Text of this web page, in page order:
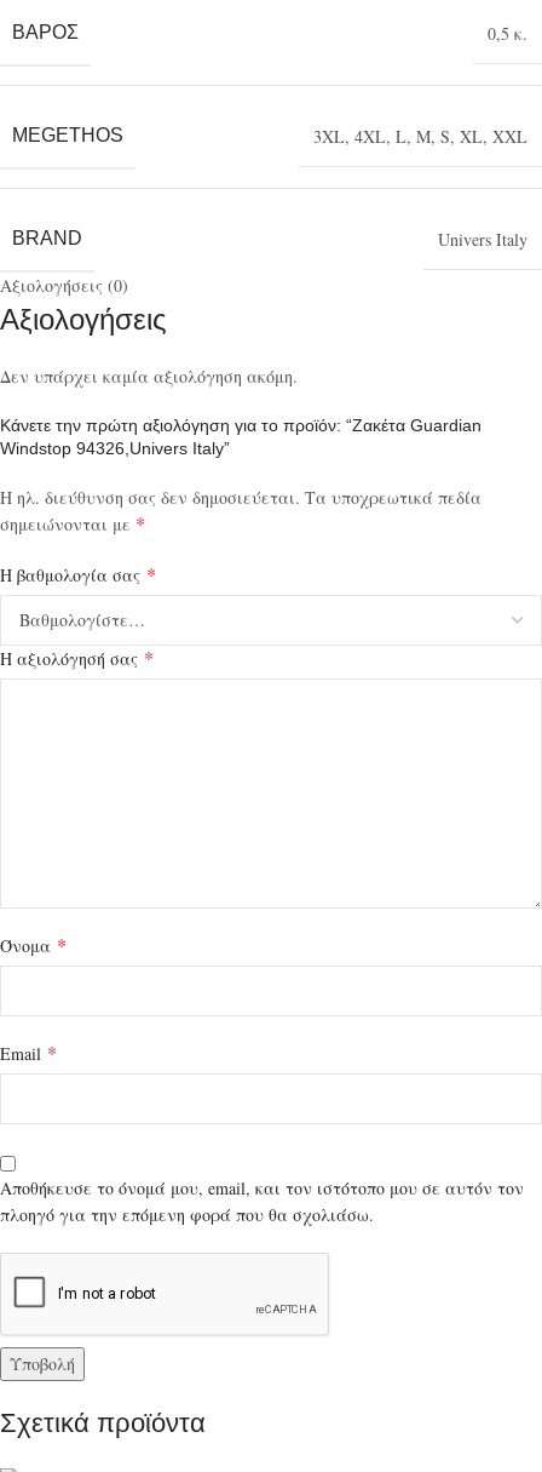
ΒΆΡΟΣ 0,5 κ.
MEGETHOS 3XL, 4XL, L, M, S, XL, XXL
BRAND
Univers Italy
Αξιολογήσεις (0)
Αξιολογήσεις
Δεν υπάρχει καμία αξιολόγηση ακόμη.
Κάνετε την πρώτη αξιολόγηση για το προϊόν: “Ζακέτα Guardian
Windstop 94326,Univers Italy”
Η ηλ. διεύθυνση σας δεν δημοσιεύεται. Τα υποχρεωτικά πεδία
σημειώνονται με *
Η βαθμολογία σας *
Η αξιολόγησή σας *
Όνομα *
Email *
Αποθήκευσε το όνομά μου, email, και τον ιστότοπο μου σε αυτόν τον
πλοηγό για την επόμενη φορά που θα σχολιάσω.
Σχετικά προϊόντα